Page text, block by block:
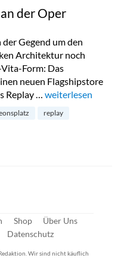
der Oper
Gegend um den
Architektur noch
Form: Das
neuen Flagshipstore
Replay … „Replay Flagship-
weiterlesen
replay
Shop
Über Uns
Datenschutz
Wir sind nicht käuflich